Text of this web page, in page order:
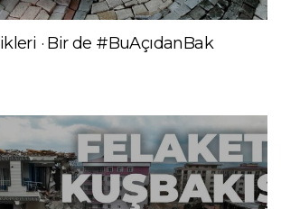
· Bir de #BuAçıdanBak